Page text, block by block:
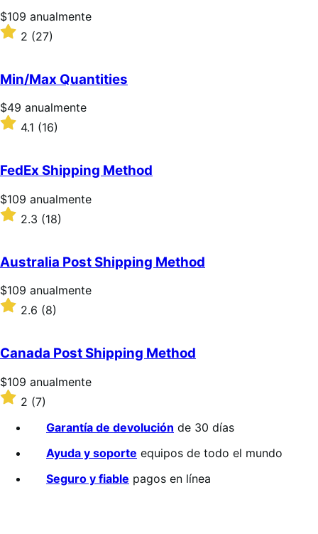
Precio:
$109/anualmente
$109 anualmente
Valoración:
2
5
estrellas
2 (27)
Min/Max Quantities
Precio:
$49/anualmente
$49 anualmente
Valoración:
5
estrellas
4.1 (16)
FedEx Shipping Method
Precio:
$109/anualmente
$109 anualmente
Valoración:
2.3
5
estrellas
2.3 (18)
Australia Post Shipping Method
Precio:
$109/anualmente
$109 anualmente
Valoración:
5
estrellas
2.6 (8)
Canada Post Shipping Method
Precio:
$109/anualmente
$109 anualmente
Valoración:
2
sobre
estrellas
2 (7)
Garantía de devolución de 30 días
Ayuda y soporte equipos de todo el mundo
Seguro y fiable pagos en línea